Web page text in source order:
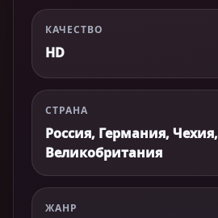
КАЧЕСТВО
HD
СТРАНА
Россия, Германия, Чехия,
Великобритания
ЖАНР